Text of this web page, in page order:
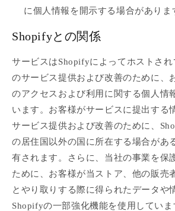
に個人情報を開示する場合がありま
Shopifyとの関係
サービスはShopifyによってホストさ
のサービス提供および改善のために、
のアクセスおよび利用に関する個人情
います。お客様がサービスに提出する
サービス提供および改善のために、
の居住国以外の国に所在する場合があ
有されます。さらに、当社の事業を保
ために、お客様が当ストア、他の販売
とやり取りする際に得られたデータや
Shopifyの一部強化機能を使用してい